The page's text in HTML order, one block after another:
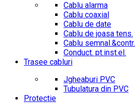
Cablu alarma
Cablu coaxial
Cablu de date
Cablu de joasa tens.
Cablu semnal.&contr.
Conduct. pt.inst.el.
Trasee cabluri
Jgheaburi PVC
Tubulatura din PVC
Protectie